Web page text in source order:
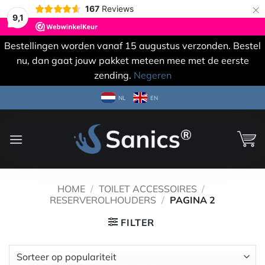
9,1
167 Reviews ×
Bestellingen worden vanaf 15 augustus verzonden. Bestel
nu, dan gaat jouw pakket meteen mee met de eerste
zending. Negeren
naar
NL EN
HOME / TOILET ACCESSOIRES /
RESERVEROLHOUDERS / PAGINA 2
FILTER